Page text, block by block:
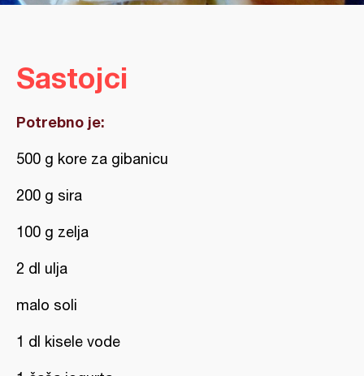
Sastojci
Potrebno je:
500 g kore za gibanicu
200 g sira
100 g zelja
2 dl ulja
malo soli
1 dl kisele vode